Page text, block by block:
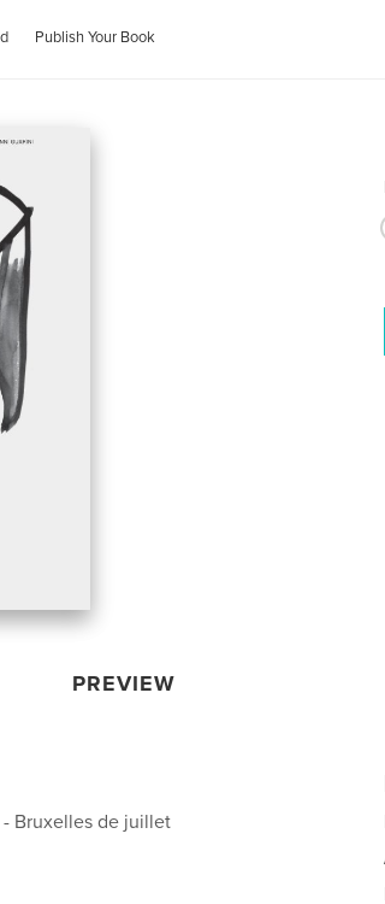
Publish Your Book
PREVIEW
Bruxelles de juillet